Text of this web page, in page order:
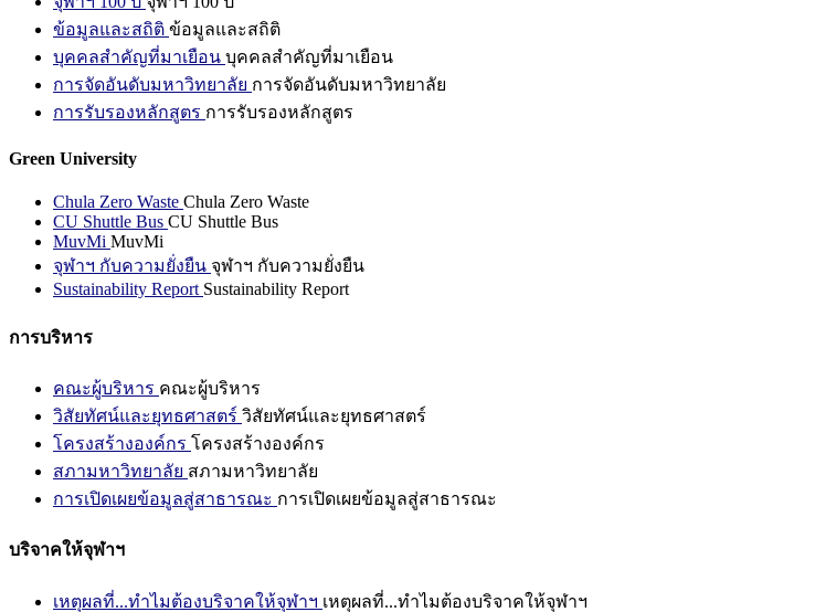
ข้อมูลและสถิติ ข้อมูลและสถิติ
บุคคลสำคัญที่มาเยือน บุคคลสำคัญที่มาเยือน
การจัดอันดับมหาวิทยาลัย การจัดอันดับมหาวิทยาลัย
การรับรองหลักสูตร การรับรองหลักสูตร
Green University
Chula Zero Waste Chula Zero Waste
CU Shuttle Bus CU Shuttle Bus
MuvMi MuvMi
จุฬาฯ กับความยั่งยืน จุฬาฯ กับความยั่งยืน
Sustainability Report Sustainability Report
การบริหาร
คณะผู้บริหาร คณะผู้บริหาร
วิสัยทัศน์และยุทธศาสตร์ วิสัยทัศน์และยุทธศาสตร์
โครงสร้างองค์กร โครงสร้างองค์กร
สภามหาวิทยาลัย สภามหาวิทยาลัย
การเปิดเผยข้อมูลสู่สาธารณะ การเปิดเผยข้อมูลสู่สาธารณะ
บริจาคให้จุฬาฯ
เหตุผลที่...ทำไมต้องบริจาคให้จุฬาฯ เหตุผลที่...ทำไมต้องบริจาคให้จุฬาฯ